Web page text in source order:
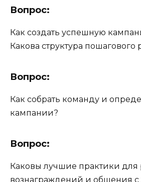
Вопрос:
Как создать успешную
Какова структура пошагового
Вопрос:
Как собрать команду и
кампании?
Вопрос:
Каковы лучшие практики для
вознаграждений и общения с